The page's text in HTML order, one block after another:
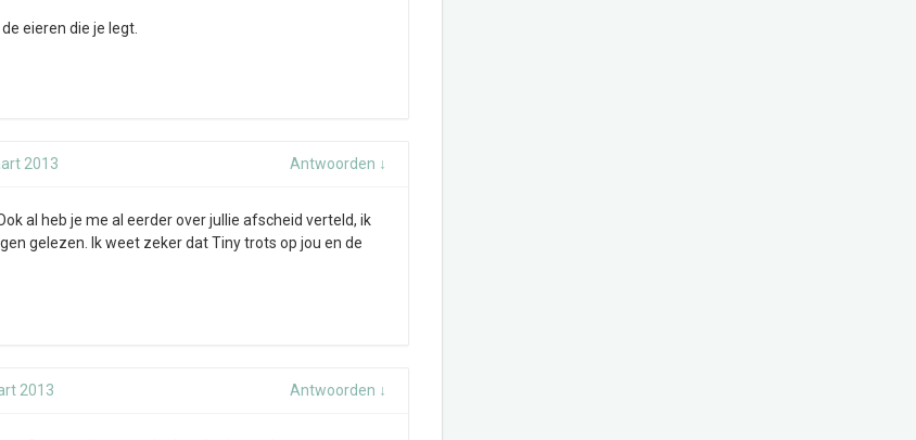
eieren die je legt.
2013 Antwoorden ↓
al heb je me al eerder over jullie afscheid verteld, ik
gelezen. Ik weet zeker dat Tiny trots op jou en de
2013 Antwoorden ↓